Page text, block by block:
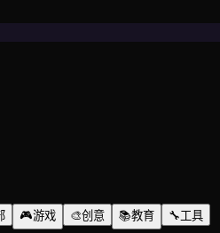
🎮游戏 🎨创意 📚教育 🔧工具